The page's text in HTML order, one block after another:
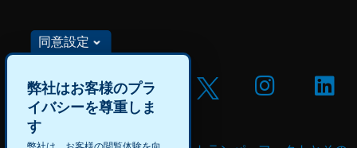
同意設定
弊社はお客様のプラ
イバシーを尊重しま
す
弊社は、お客様の閲覧体験を向